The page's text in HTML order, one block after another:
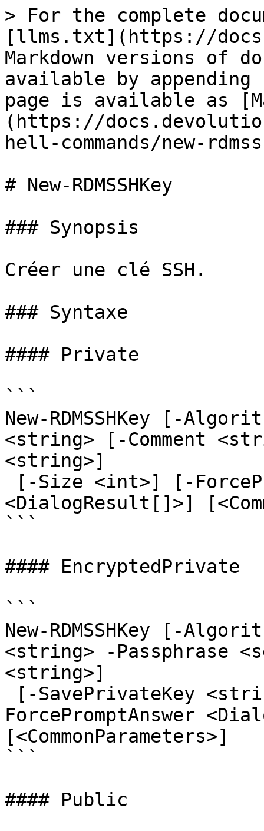
> For the complete
[llms.txt](https://
Markdown versions of
available by
page is available as
(https://
hell-commands/new-
# New-RDMSSHKey
### Synopsis
Créer une clé SSH.
### Syntaxe
#### Private
```
New-RDMSSHKey [-
<string> [-Comment
<string>]
<DialogResult[]>]
```
#### EncryptedPrivate
```
New-RDMSSHKey [-
<string> -Passphrase
<string>]
ForcePromptAnswer
[<CommonParameters>]
```
#### Public